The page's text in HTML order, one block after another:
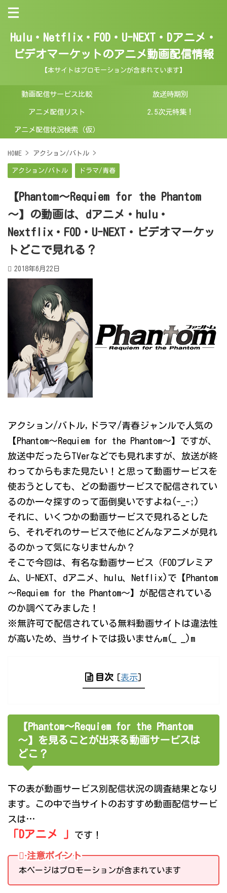
Hulu・Netflix・FOD・U-NEXT・Dアニメ・
ビデオマーケットのアニメ動画配信情報
【本サイトはプロモーションが含まれています】
動画配信サービス比較 放送時期別
アニメ配信リスト 2.5次元特集！
アニメ配信状況検索（仮）
HOME > アクション/バトル >
アクション/バトル ドラマ/青春
【Phantom～Requiem for the Phantom
～】の動画は、dアニメ・hulu・
Nextflix・FOD・U-NEXT・ビデオマーケッ
トどこで見れる？
2018年6月22日
アクション/バトル,ドラマ/青春ジャンルで人気の
【Phantom～Requiem for the Phantom～】ですが、
放送中だったらTVerなどでも見れますが、放送が終
わってからもまた見たい！と思って動画サービスを
使おうとしても、どの動画サービスで配信されてい
るのか一々探すのって面倒臭いですよね(-_-;)
それに、いくつかの動画サービスで見れるとした
ら、それぞれのサービスで他にどんなアニメが見れ
るのかって気になりませんか？
そこで今回は、有名な動画サービス（FODプレミア
ム、U-NEXT、dアニメ、hulu、Netflix)で【Phantom
～Requiem for the Phantom～】が配信されている
のか調べてみました！
※無許可で配信されている無料動画サイトは違法性
が高いため、当サイトでは扱いませんm(_ _)m
目次 [表示]
【Phantom～Requiem for the Phantom
～】を見ることが出来る動画サービスは
どこ？
下の表が動画サービス別配信状況の調査結果となり
ます。この中で当サイトのおすすめ動画配信サービ
スは…
「Dアニメ 」 です！
注意ポイント
本ページはプロモーションが含まれています